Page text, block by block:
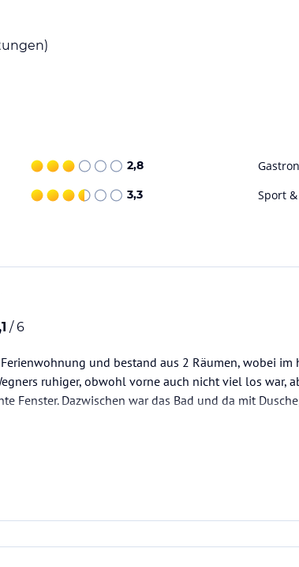
2,8
3,3 Sport
/ 6
und bestand aus 2 Räumen, wobei
ruhiger, obwohl vorne auch nicht viel los war,
Fenster. Dazwischen war das Bad und da mit